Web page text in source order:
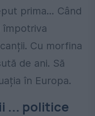
prima… Când
împotriva
Cu morfina
de ani. Să
în Europa.
... politice